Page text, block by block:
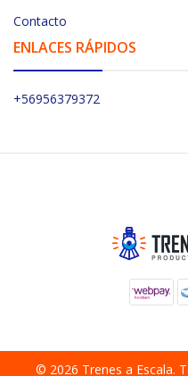
Contacto
ENLACES RÁPIDOS
+56956379372
© 2026 Trenes a Escala.